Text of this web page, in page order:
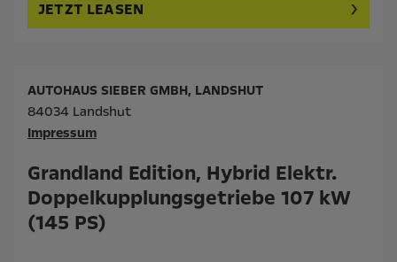
JETZT LEASEN
Grandland Edition, Hybrid Elektr.
Doppelkupplungsgetriebe 107 kW
(145 PS)
AUTOHAUS SIEBER GMBH, LANDSHUT
84034 Landshut
Impressum